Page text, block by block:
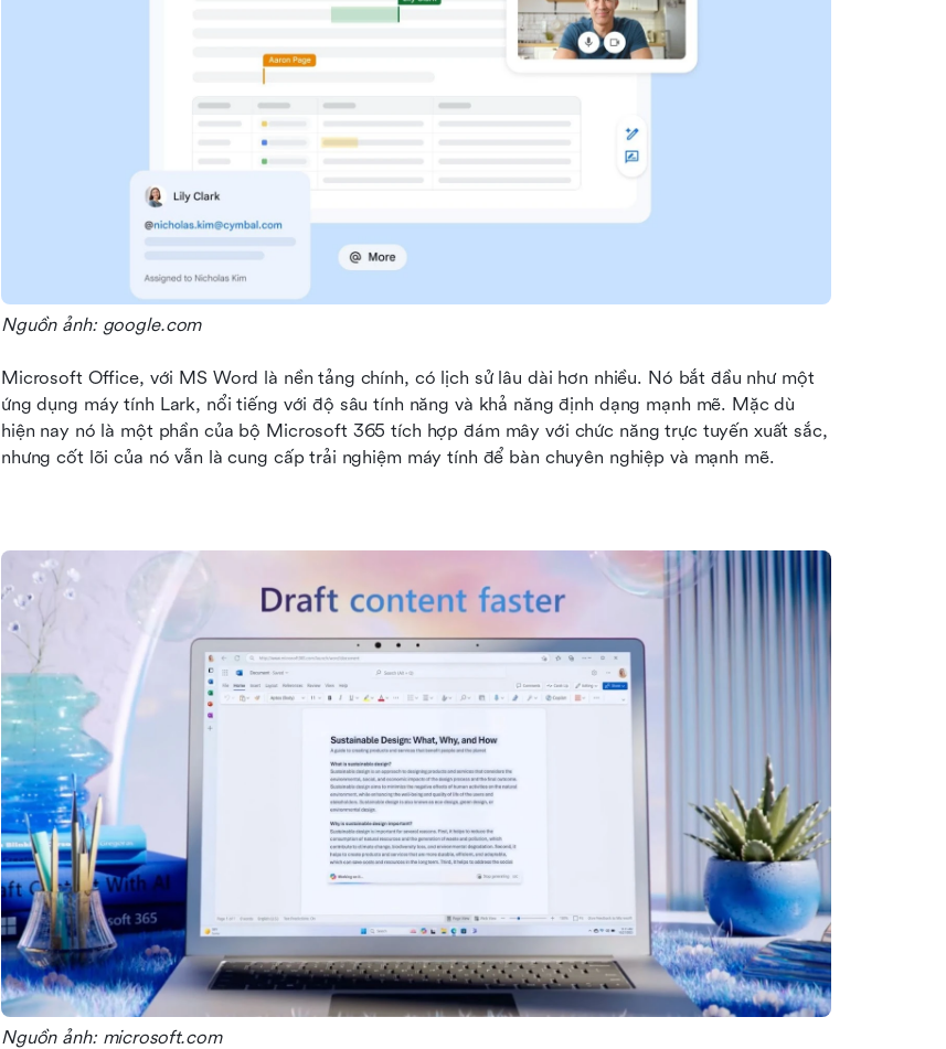
Nguồn ảnh: google.com
Microsoft Office, với MS Word là nền tảng chính, có lịch sử lâu dài hơn nhiều. Nó bắt đầu như một
ứng dụng máy tính Lark, nổi tiếng với độ sâu tính năng và khả năng định dạng mạnh mẽ. Mặc dù
hiện nay nó là một phần của bộ Microsoft 365 tích hợp đám mây với chức năng trực tuyến xuất sắc,
nhưng cốt lõi của nó vẫn là cung cấp trải nghiệm máy tính để bàn chuyên nghiệp và mạnh mẽ.
Nguồn ảnh: microsoft.com